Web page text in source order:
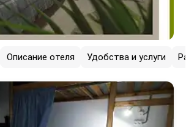
Описание отеля Удобства и услуги